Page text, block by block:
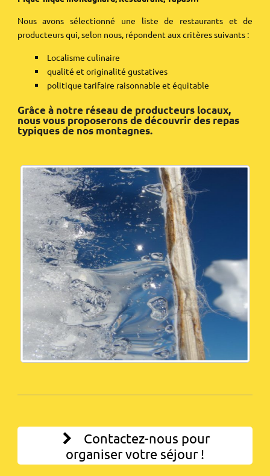
Nous avons sélectionné une liste de restaurants et de
producteurs qui, selon nous, répondent aux critères suivants :
Localisme culinaire
qualité et originalité gustatives
politique tarifaire raisonnable et équitable
Grâce à notre réseau de producteurs locaux,
nous vous proposerons de découvrir des repas
typiques de nos montagnes.
Contactez-nous pour
organiser votre séjour !